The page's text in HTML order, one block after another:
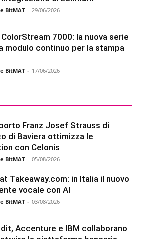
BitMAT - 29/06/2026
ColorStream 7000: la nuova serie
modulo continuo per la stampa
BitMAT - 17/06/2026
Franz Josef Strauss di
di Baviera ottimizza le
con Celonis
BitMAT - 05/08/2026
Takeaway.com: in Italia il nuovo
vocale con AI
BitMAT - 03/08/2026
Accenture e IBM collaborano